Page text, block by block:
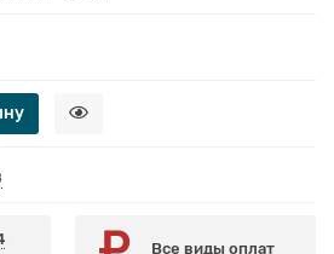
Все виды оплат